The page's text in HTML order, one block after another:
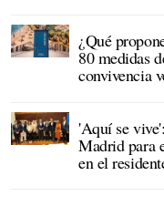
¿Qué
80 medidas
convivencia
'Aquí se
Madrid para
en el